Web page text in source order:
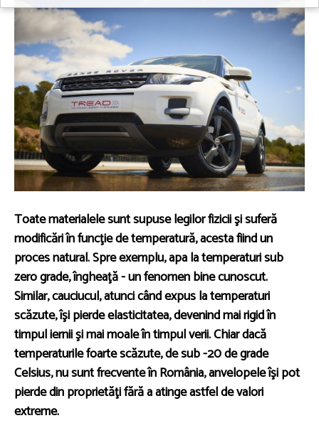
Toate materialele sunt supuse legilor fizicii şi suferă
modificări în funcţie de temperatură, acesta fiind un
proces natural. Spre exemplu, apa la temperaturi sub
zero grade, îngheaţă - un fenomen bine cunoscut.
Similar, cauciucul, atunci când expus la temperaturi
scăzute, îşi pierde elasticitatea, devenind mai rigid în
timpul iernii şi mai moale în timpul verii. Chiar dacă
temperaturile foarte scăzute, de sub -20 de grade
Celsius, nu sunt frecvente în România, anvelopele îşi pot
pierde din proprietăţi fără a atinge astfel de valori
extreme.